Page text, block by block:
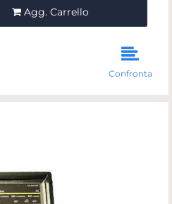
Agg. Carrello
Confronta